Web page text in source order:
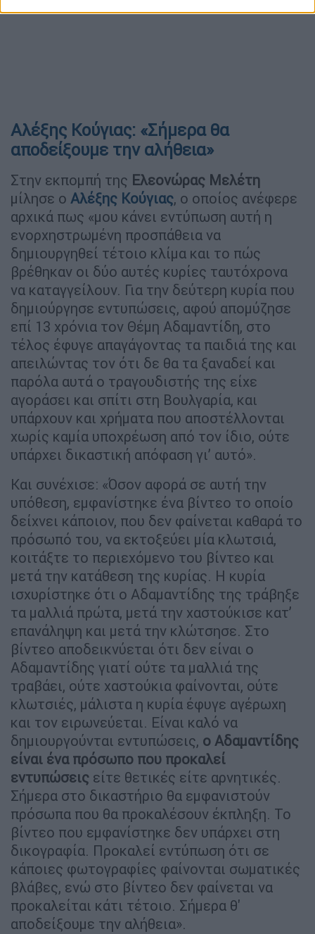
Αλέξης Κούγιας: «Σήμερα θα
αποδείξουμε την αλήθεια»
Στην εκπομπή της Ελεονώρας Μελέτη
μίλησε ο Αλέξης Κούγιας, ο οποίος ανέφερε
αρχικά πως «μου κάνει εντύπωση αυτή η
ενορχηστρωμένη προσπάθεια να
δημιουργηθεί τέτοιο κλίμα και το πώς
βρέθηκαν οι δύο αυτές κυρίες ταυτόχρονα
να καταγγείλουν. Για την δεύτερη κυρία που
δημιούργησε εντυπώσεις, αφού απομύζησε
επί 13 χρόνια τον Θέμη Αδαμαντίδη, στο
τέλος έφυγε απαγάγοντας τα παιδιά της και
απειλώντας τον ότι δε θα τα ξαναδεί και
παρόλα αυτά ο τραγουδιστής της είχε
αγοράσει και σπίτι στη Βουλγαρία, και
υπάρχουν και χρήματα που αποστέλλονται
χωρίς καμία υποχρέωση από τον ίδιο, ούτε
υπάρχει δικαστική απόφαση γι’ αυτό».
Και συνέχισε: «Όσον αφορά σε αυτή την
υπόθεση, εμφανίστηκε ένα βίντεο το οποίο
δείχνει κάποιον, που δεν φαίνεται καθαρά το
πρόσωπό του, να εκτοξεύει μία κλωτσιά,
κοιτάξτε το περιεχόμενο του βίντεο και
μετά την κατάθεση της κυρίας. Η κυρία
ισχυρίστηκε ότι ο Αδαμαντίδης της τράβηξε
τα μαλλιά πρώτα, μετά την χαστούκισε κατ’
επανάληψη και μετά την κλώτσησε. Στο
βίντεο αποδεικνύεται ότι δεν είναι ο
Αδαμαντίδης γιατί ούτε τα μαλλιά της
τραβάει, ούτε χαστούκια φαίνονται, ούτε
κλωτσιές, μάλιστα η κυρία έφυγε αγέρωχη
και τον ειρωνεύεται. Είναι καλό να
δημιουργούνται εντυπώσεις, ο Αδαμαντίδης
είναι ένα πρόσωπο που προκαλεί
εντυπώσεις είτε θετικές είτε αρνητικές.
Σήμερα στο δικαστήριο θα εμφανιστούν
πρόσωπα που θα προκαλέσουν έκπληξη. Το
βίντεο που εμφανίστηκε δεν υπάρχει στη
δικογραφία. Προκαλεί εντύπωση ότι σε
κάποιες φωτογραφίες φαίνονται σωματικές
βλάβες, ενώ στο βίντεο δεν φαίνεται να
προκαλείται κάτι τέτοιο. Σήμερα θ'
αποδείξουμε την αλήθεια».